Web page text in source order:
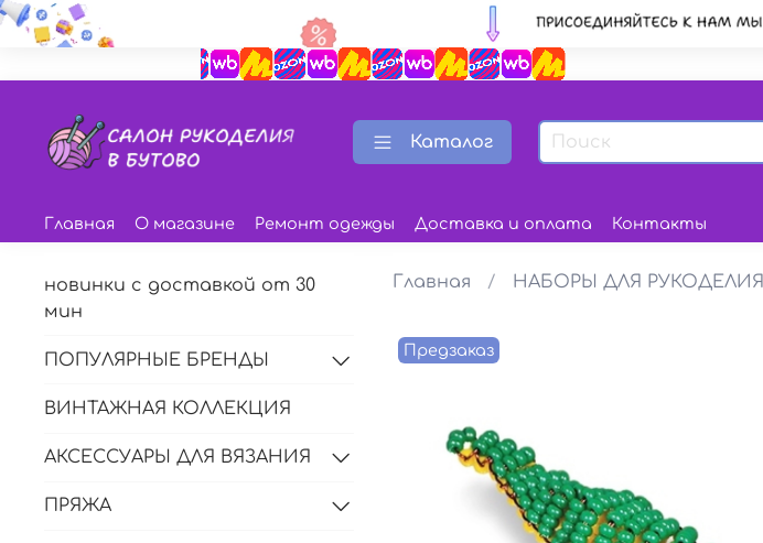
Каталог
Главная О магазине Ремонт одежды Доставка и оплата Контакты
Главная НАБОРЫ ДЛЯ РУКОДЕЛИЯ
Предзаказ
новинки с доставкой от 30
мин
ПОПУЛЯРНЫЕ БРЕНДЫ
ВИНТАЖНАЯ КОЛЛЕКЦИЯ
АКСЕССУАРЫ ДЛЯ ВЯЗАНИЯ
ПРЯЖА